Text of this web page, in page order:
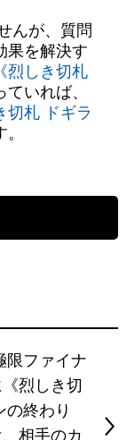
んが、質問
果を解決す
《烈しき切札
いれば、
切札 ドギラ
限ファイナ
烈しき切
の終わり
相手のカ